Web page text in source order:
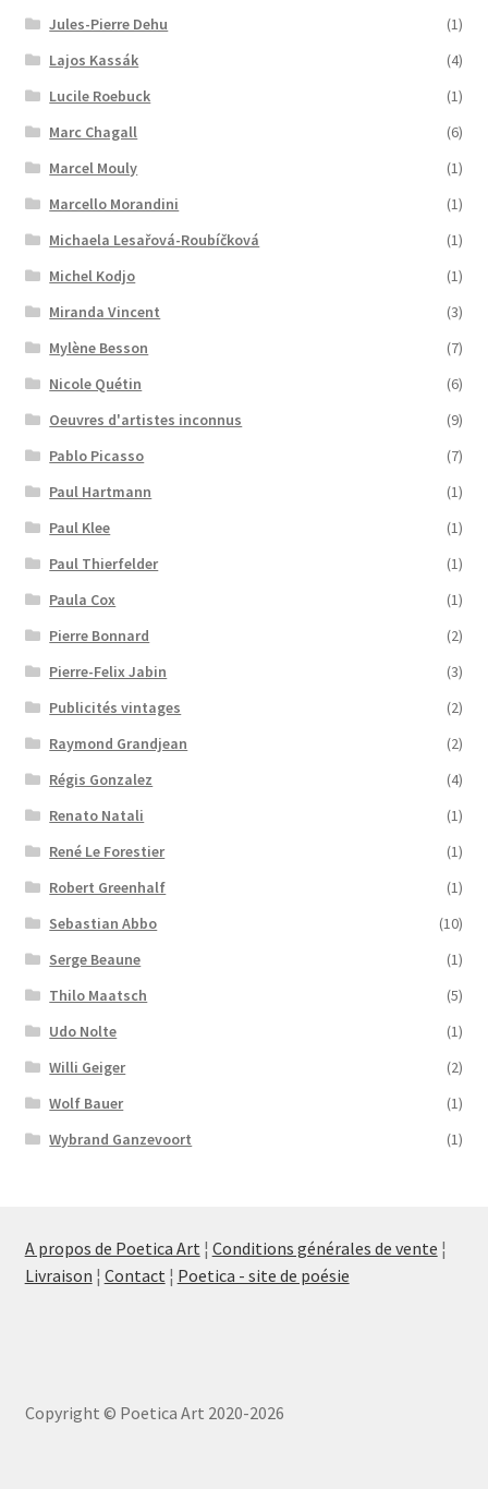
Jules-Pierre Dehu
(1)
Lajos Kassák
(4)
Lucile Roebuck
(1)
Marc Chagall
(6)
Marcel Mouly
(1)
Marcello Morandini
(1)
Michaela Lesařová-Roubíčková
(1)
Michel Kodjo
(1)
Miranda Vincent
(3)
Mylène Besson
(7)
Nicole Quétin
(6)
Oeuvres d'artistes inconnus
(9)
Pablo Picasso
(7)
Paul Hartmann
(1)
Paul Klee
(1)
Paul Thierfelder
(1)
Paula Cox
(1)
Pierre Bonnard
(2)
Pierre-Felix Jabin
(3)
Publicités vintages
(2)
Raymond Grandjean
(2)
Régis Gonzalez
(4)
Renato Natali
(1)
René Le Forestier
(1)
Robert Greenhalf
(1)
Sebastian Abbo
(10)
Serge Beaune
(1)
Thilo Maatsch
(5)
Udo Nolte
(1)
Willi Geiger
(2)
Wolf Bauer
(1)
Wybrand Ganzevoort
(1)
A propos de Poetica Art ¦ Conditions générales de vente ¦
Livraison ¦ Contact ¦ Poetica - site de poésie
Copyright © Poetica Art 2020-2026